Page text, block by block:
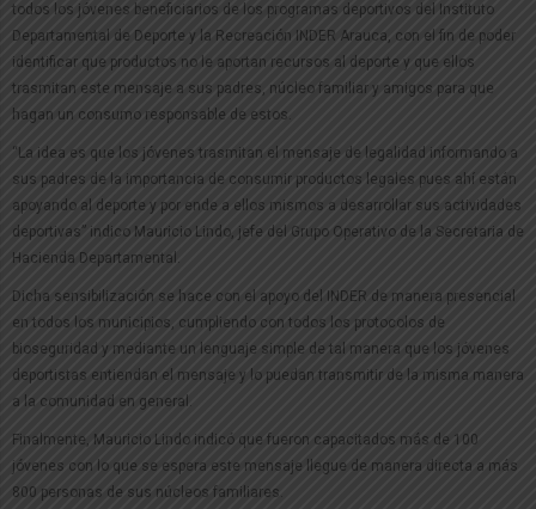
todos los jóvenes beneficiarios de los programas deportivos del Instituto
Departamental de Deporte y la Recreación INDER Arauca, con el fin de poder
identificar que productos no le aportan recursos al deporte y que ellos
trasmitan este mensaje a sus padres, núcleo familiar y amigos para que
hagan un consumo responsable de estos.
“La idea es que los jóvenes trasmitan el mensaje de legalidad informando a
sus padres de la importancia de consumir productos legales pues ahí están
apoyando al deporte y por ende a ellos mismos a desarrollar sus actividades
deportivas” indico Mauricio Lindo, jefe del Grupo Operativo de la Secretaria de
Hacienda Departamental.
Dicha sensibilización se hace con el apoyo del INDER de manera presencial
en todos los municipios, cumpliendo con todos los protocolos de
bioseguridad y mediante un lenguaje simple de tal manera que los jóvenes
deportistas entiendan el mensaje y lo puedan transmitir de la misma manera
a la comunidad en general.
Finalmente, Mauricio Lindo indicó que fueron capacitados más de 100
jóvenes con lo que se espera este mensaje llegue de manera directa a más
800 personas de sus núcleos familiares.